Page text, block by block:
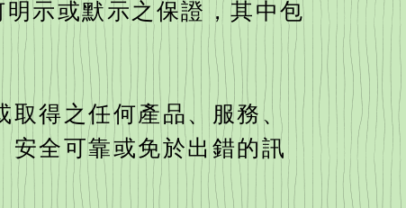
示或默示之保證，其中包
得之任何產品、服務、
全可靠或免於出錯的訊